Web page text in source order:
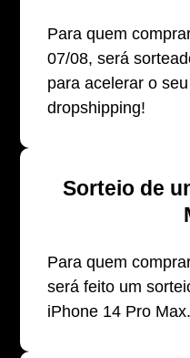
Para quem
07/08, será
para acelerar o
dropshipping!
Sorteio de
Para quem
será feito um
iPhone 14 Pro Max.